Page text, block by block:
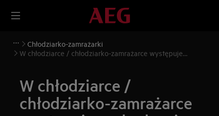
Chłodziarko-zamrażarki
W chłodziarce / chłodziarko-zamrażarce występuje
W chłodziarce /
chłodziarko-zamrażarce